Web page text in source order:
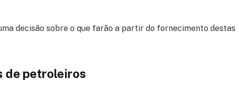
decisão sobre o que farão a partir do fornecimento destas
de petroleiros